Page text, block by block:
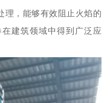
理，能够有效阻止火焰的
建筑领域中得到广泛应